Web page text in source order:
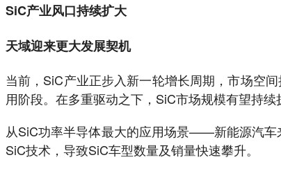
SiC产业风口持续扩大
天域迎来更大发展契机
当前，SiC产业正步入新一轮增长周期，市场空
用阶段。在多重驱动之下，SiC市场规模有望持
从SiC功率半导体最大的应用场景——新能源汽车
SiC技术，导致SiC车型数量及销量快速攀升。